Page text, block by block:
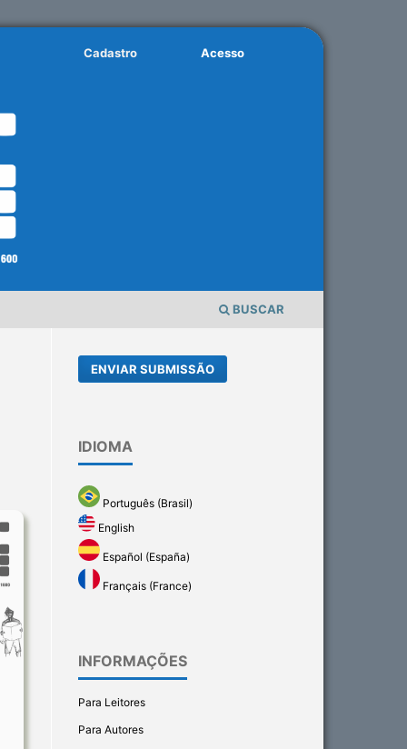
BUSCAR
Cadastro Acesso
ENVIAR SUBMISSÃO
IDIOMA
Português (Brasil)
English
Español (España)
Français (France)
INFORMAÇÕES
Para Leitores
Para Autores